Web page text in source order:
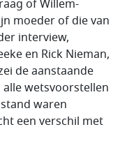
of Willem-
moeder of die van
interview,
en Rick Nieman,
de aanstaande
wetsvoorstellen
waren
een verschil met